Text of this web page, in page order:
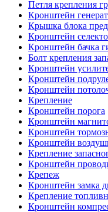
Петля крепления
Кронштейн
Крышка блока
Кронштейн
Кронштейн бачка
Болт крепления
Кронштейн
Кронштейн
Кронштейн
Крепление
Кронштейн порога
Кронштейн
Кронштейн
Кронштейн
Крепление
Кронштейн
Крепеж
Кронштейн замка
Крепление
Кронштейн